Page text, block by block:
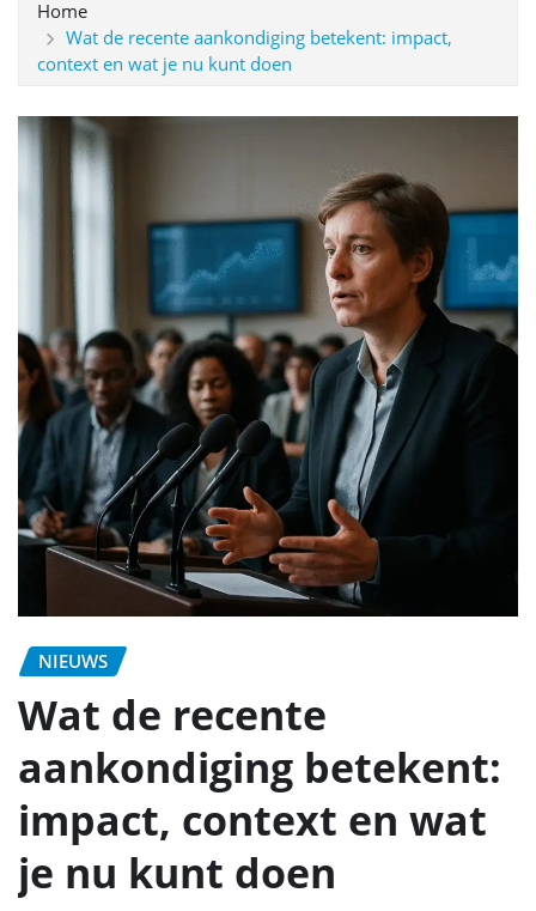
Home
Wat de recente aankondiging betekent: impact,
context en wat je nu kunt doen
NIEUWS
Wat de recente
aankondiging betekent:
impact, context en wat
je nu kunt doen